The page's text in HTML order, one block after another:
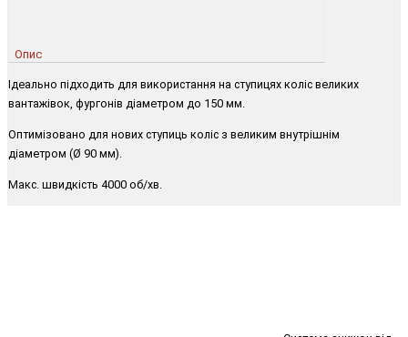
Опис
Ідеально підходить для використання на ступицях коліс великих
вантажівок, фургонів діаметром до 150 мм.
Оптимізовано для нових ступиць коліс з великим внутрішнім
діаметром (Ø 90 мм).
Макс. швидкість 4000 об/хв.